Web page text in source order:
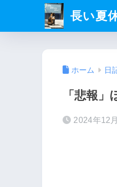
長い夏
ホーム 日
「悲報
2024年12